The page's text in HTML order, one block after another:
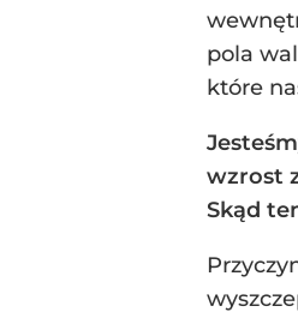
pola
które
wzrost
Skąd